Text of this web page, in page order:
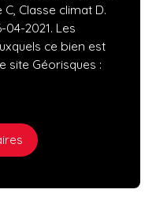
Classe climat D.
04-2021. Les
ce bien est
site Géorisques :